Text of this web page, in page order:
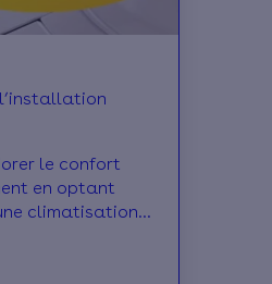
le confort
en optant
climatisation.
ces